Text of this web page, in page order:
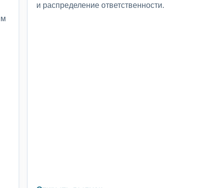
и распределение ответственности.